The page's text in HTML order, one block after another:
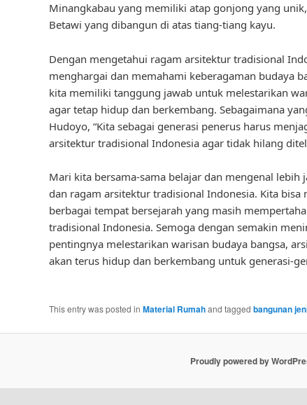
Minangkabau yang memiliki atap gonjong yang
Betawi yang dibangun di atas tiang-tiang kayu.
Dengan mengetahui ragam arsitektur tradisional
menghargai dan memahami keberagaman budaya
kita memiliki tanggung jawab untuk melestarikan
agar tetap hidup dan berkembang. Sebagaimana
Hudoyo, “Kita sebagai generasi penerus harus
arsitektur tradisional Indonesia agar tidak hilang
Mari kita bersama-sama belajar dan mengenal lebih
dan ragam arsitektur tradisional Indonesia. Kita
berbagai tempat bersejarah yang masih
tradisional Indonesia. Semoga dengan semakin
pentingnya melestarikan warisan budaya bangsa,
akan terus hidup dan berkembang untuk generasi-
This entry was posted in Material Rumahand tagged bangunan
Proudly powered by